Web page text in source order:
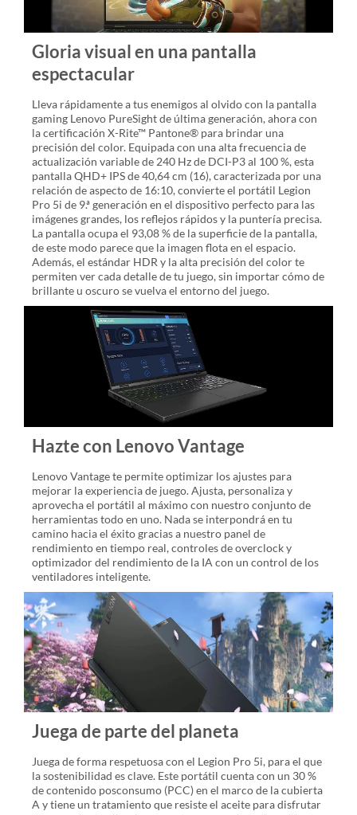
Gloria visual en una pantalla
espectacular
Lleva rápidamente a tus enemigos al olvido con la pantalla
gaming Lenovo PureSight de última generación, ahora con
la certificación X-Rite™ Pantone® para brindar una
precisión del color. Equipada con una alta frecuencia de
actualización variable de 240 Hz de DCI-P3 al 100 %, esta
pantalla QHD+ IPS de 40,64 cm (16), caracterizada por una
relación de aspecto de 16:10, convierte el portátil Legion
Pro 5i de 9.ª generación en el dispositivo perfecto para las
imágenes grandes, los reflejos rápidos y la puntería precisa.
La pantalla ocupa el 93,08 % de la superficie de la pantalla,
de este modo parece que la imagen flota en el espacio.
Además, el estándar HDR y la alta precisión del color te
permiten ver cada detalle de tu juego, sin importar cómo de
brillante u oscuro se vuelva el entorno del juego.
Hazte con Lenovo Vantage
Lenovo Vantage te permite optimizar los ajustes para
mejorar la experiencia de juego. Ajusta, personaliza y
aprovecha el portátil al máximo con nuestro conjunto de
herramientas todo en uno. Nada se interpondrá en tu
camino hacia el éxito gracias a nuestro panel de
rendimiento en tiempo real, controles de overclock y
optimizador del rendimiento de la IA con un control de los
ventiladores inteligente.
Juega de parte del planeta
Juega de forma respetuosa con el Legion Pro 5i, para el que
la sostenibilidad es clave. Este portátil cuenta con un 30 %
de contenido posconsumo (PCC) en el marco de la cubierta
A y tiene un tratamiento que resiste el aceite para disfrutar